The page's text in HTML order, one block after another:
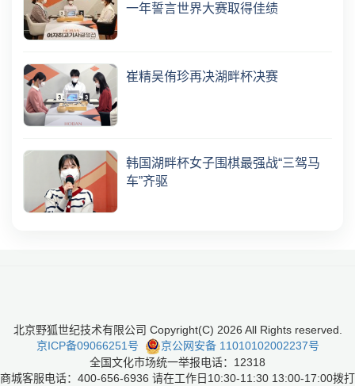
一年誓言世界大赛取得佳绩
崔精吴侑珍再决湖畔杯决赛
韩国湖畔杯女子围棋最强战“三驾马
车”齐驱
北京野狐世纪技术有限公司 Copyright(C) 2026 All Rights reserved.
京ICP备09066251号
京公网安备 11010102002237号
全国文化市场统一举报电话：12318
商城客服电话：400-656-6936 请在工作日10:30-11:30 13:00-17:00拨打